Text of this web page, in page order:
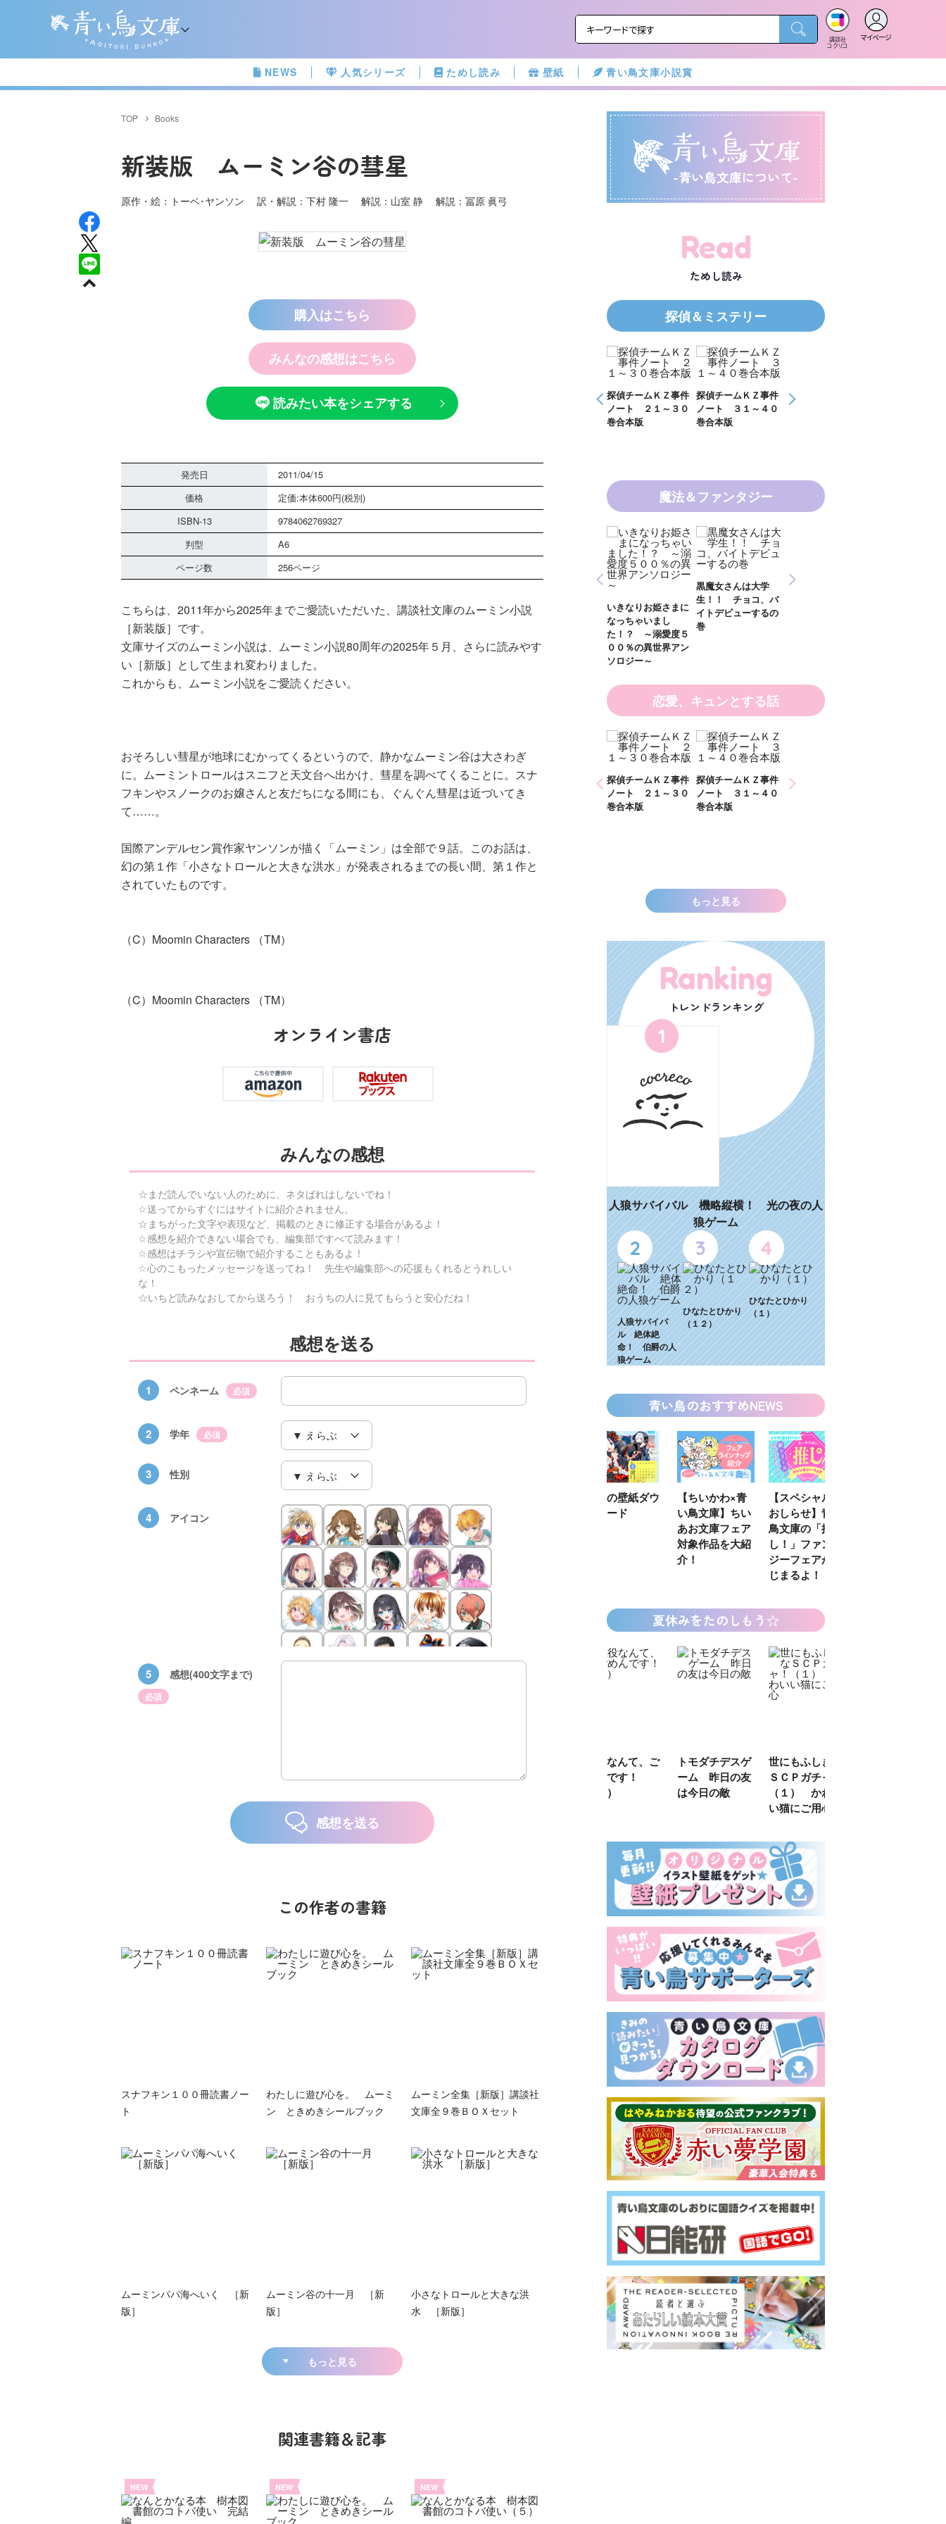
講談社
コクリコ
マイページ
NEWS 人気シリーズ ためし読み 壁紙 青い鳥文庫小説賞
TOP Books
新装版 ムーミン谷の彗星
原作・絵：トーベ･ヤンソン 訳・解説：下村 隆一 解説：山室 静 解説：冨原 眞弓
購入はこちら
みんなの感想はこちら
読みたい本をシェアする
発売日
2011/04/15
価格
定価:本体600円(税別)
ISBN-13
9784062769327
判型
A6
ページ数
256ページ
こちらは、2011年から2025年までご愛読いただいた、講談社文庫のムーミン小説
［新装版］です。
文庫サイズのムーミン小説は、ムーミン小説80周年の2025年５月、さらに読みやす
い［新版］として生まれ変わりました。
これからも、ムーミン小説をご愛読ください。
おそろしい彗星が地球にむかってくるというので、静かなムーミン谷は大さわぎ
に。ムーミントロールはスニフと天文台へ出かけ、彗星を調べてくることに。スナ
フキンやスノークのお嬢さんと友だちになる間にも、ぐんぐん彗星は近づいてき
て……。
国際アンデルセン賞作家ヤンソンが描く「ムーミン」は全部で９話。このお話は、
幻の第１作「小さなトロールと大きな洪水」が発表されるまでの長い間、第１作と
されていたものです。
（C）Moomin Characters （TM）
（C）Moomin Characters （TM）
オンライン書店
みんなの感想
☆まだ読んでいない人のために、ネタばれはしないでね！
☆送ってからすぐにはサイトに紹介されません。
☆まちがった文字や表現など、掲載のときに修正する場合があるよ！
☆感想を紹介できない場合でも、編集部ですべて読みます！
☆感想はチラシや宣伝物で紹介することもあるよ！
☆心のこもったメッセージを送ってね！ 先生や編集部への応援もくれるとうれしい
な！
☆いちど読みなおしてから送ろう！ おうちの人に見てもらうと安心だね！
感想を送る
1 ペンネーム 必須
2 学年 必須
3 性別
4 アイコン
5 感想(400文字まで)
必須
感想を送る
この作者の書籍
スナフキン１００冊読書ノー
ト
わたしに遊び心を。 ムーミ
ン ときめきシールブック
ムーミン全集［新版］講談社
文庫全９巻ＢＯＸセット
ムーミンパパ海へいく ［新
版］
ムーミン谷の十一月 ［新
版］
小さなトロールと大きな洪
水 ［新版］
もっと見る
関連書籍＆記事
NEW NEW NEW
-青い鳥文庫について-
Read
ためし読み
探偵＆ミステリー
探偵チームＫＺ事件
ノート つぶやく死
霊は知っている
ムブック
探偵チームＫＺ事件 探偵チームＫＺ事件
ノート ２１～３０
巻合本版
探偵チームＫＺ事件
ノート ３１～４０
巻合本版
探偵チームＫＺ事件
ノート １１～２０
魔法＆ファンタジー
さん！？ ６年１
る！！（１８）
法 ６年１組 黒魔
（１７）
青い鳥文庫版 獣の
合本版
いきなりお姫さまに
なっちゃいまし
た！？ ～溺愛度５
００％の異世界アン
ソロジー～
黒魔女さんは大学
生！！ チョコ、バ
イトデビューするの
巻
新 妖界ナビ・ルナ
１～１１ 全１１巻
恋愛、キュンとする話
（９）
かわいく（なく）て
ごめん お悩み相談
ＢＯＯＫ
探偵チームＫＺ事件
ノート １～１０巻
探偵チームＫＺ事件
ノート ２１～３０
巻合本版
探偵チームＫＺ事件
ノート ３１～４０
巻合本版
探偵チームＫＺ事件
ノート １１～２０
もっと見る
Ranking
トレンドランキング
1
人狼サバイバル 機略縦横！ 光の夜の人
狼ゲーム
2
人狼サバイバ
ル 絶体絶
命！ 伯爵の人
狼ゲーム
3
ひなたとひかり
（１２）
4
ひなたとひかり
（１）
青い鳥のおすすめNEWS
談社青い鳥文庫
第９回小説賞開
る‼』ついにコ
ミカライズ！
いに始動！ 限
定特典＆ヒミツ
の参加企画も!?
ークにいっき読
み！ 青い鳥文
庫の名作「電子
合本版」おすす
め
【ちいかわ×青
い鳥文庫】ちい
【スペシャルな
おしらせ】青い
鳥文庫の「推
し！」ファンタ
ジーフェアがは
エブリスタ×講
談社青い鳥文庫
第９回小説賞開
催のおしらせ
夏休みをたのしもう☆
ＳＣＰガチャ！
い猫にご用心
はちゃめちゃ事
部！
めんです！
トモダチデスゲ
ーム 昨日の友
は今日の敵
世にもふしぎな
ＳＣＰガチャ！
（１） かわい
カラフルピーチ
はちゃめちゃ事
件簿